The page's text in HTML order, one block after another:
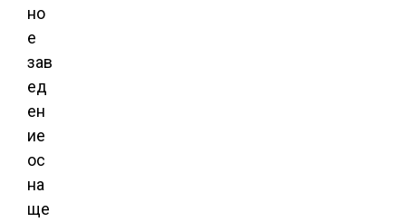
но
е
зав
ед
ен
ие
ос
на
ще